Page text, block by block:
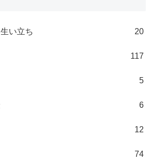
い立ち 20
117
5
6
12
74